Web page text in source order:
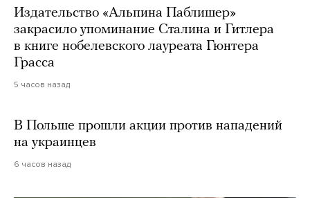
Издательство «Альпина Паблишер»
закрасило упоминание Сталина и Гитлера
в книге нобелевского лауреата Гюнтера
Грасса
5 часов назад
В Польше прошли акции против нападений
на украинцев
6 часов назад